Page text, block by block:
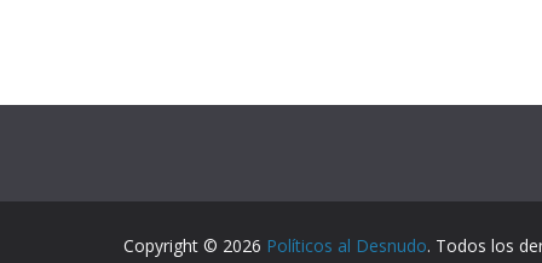
Copyright © 2026 Políticos al Desnudo. Todos los